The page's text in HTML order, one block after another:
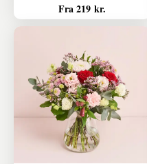
Fra 219 kr.